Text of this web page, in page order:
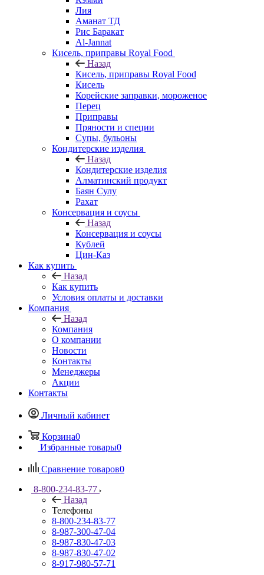
Лия
Аманат ТД
Рис Баракат
Al-Jannat
Кисель, приправы Royal Food
Назад
Кисель, приправы Royal Food
Кисель
Корейские заправки, мороженое
Перец
Приправы
Пряности и специи
Супы, бульоны
Кондитерские изделия
Назад
Кондитерские изделия
Алматинский продукт
Баян Сулу
Рахат
Консервация и соусы
Назад
Консервация и соусы
Кублей
Цин-Каз
Как купить
Назад
Как купить
Условия оплаты и доставки
Компания
Назад
Компания
О компании
Новости
Контакты
Менеджеры
Акции
Контакты
Личный кабинет
Корзина0
Избранные товары0
Сравнение товаров0
8-800-234-83-77
Назад
Телефоны
8-800-234-83-77
8-987-300-47-04
8-987-830-47-03
8-987-830-47-02
8-917-980-57-71